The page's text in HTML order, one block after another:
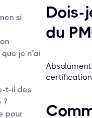
si
je n'ai
t-il des
?
pour
Dois-
du